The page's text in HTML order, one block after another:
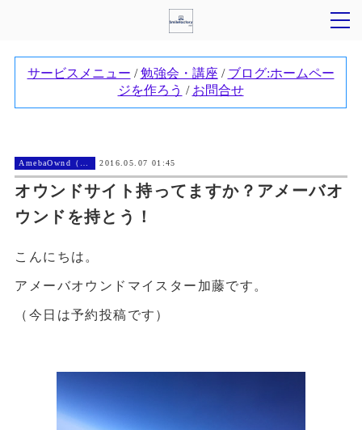
2016.05.07 01:45
オウンドサイト持ってますか？アメーバオ
ウンドを持とう！
こんにちは。
アメーバオウンドマイスター加藤です。
（今日は予約投稿です）